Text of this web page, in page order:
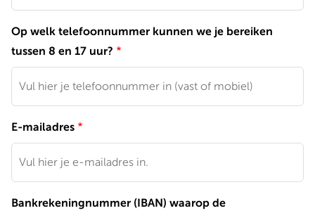
Op welk telefoonnummer kunnen we je bereiken
tussen 8 en 17 uur?
E-mailadres
Bankrekeningnummer (IBAN) waarop de